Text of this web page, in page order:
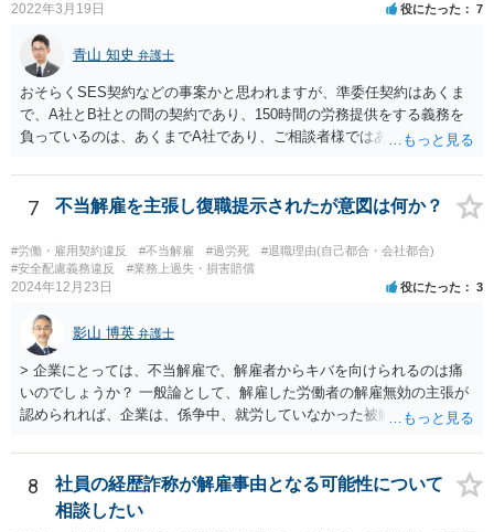
2022年3月19日 役にたった 7
青山 知史 弁護士
おそらくSES契約などの事案かと思われますが、準委任契約はあくま
で、A社とB社との間の契約であり、150時間の労務提供をする義務を
負っているのは、あくまでA社であり、ご相談者様ではありません。
いて、有給休暇の使用が制限されたり、また、休んだ分の労働を余計
に提供する義務はありません。 ご相談者様が有給休暇を使うことで、
て、代替要員を提供するなどすればよく、また、こうした有給休暇を
支える体制を作ること自体、会社側の義務であるとも言えます。
7 不当解雇を主張し復職提示されたが意図は何か？
#労働・雇用契約違反 #不当解雇 #過労死
#退職理由(自己都合・会社都合)
#安全配慮義務違反
#業務上過失・損害賠償
2024年12月23日 役にたった 3
影山 博英 弁護士
> 企業にとっては、不当解雇で、解雇者からキバを向けられるのは痛
いのでしょうか？ 一般論として、解雇した労働者の解雇無効の主張が
認められれば、企業は、係争中、就労していなかった被解雇者の賃金
続けることには小さくないリスクがあります。 したがって、どうして
も復職を受け入れられない事情がある場合や、よほど解雇の有効性に
自信がある場合などは別として、解雇無効で被解雇者から争われた企
業にとっては、復職を認めるなり、退職和解するなりして早期解決す
8
社員の経歴詐称が解雇事由となる可能性について
相談したい